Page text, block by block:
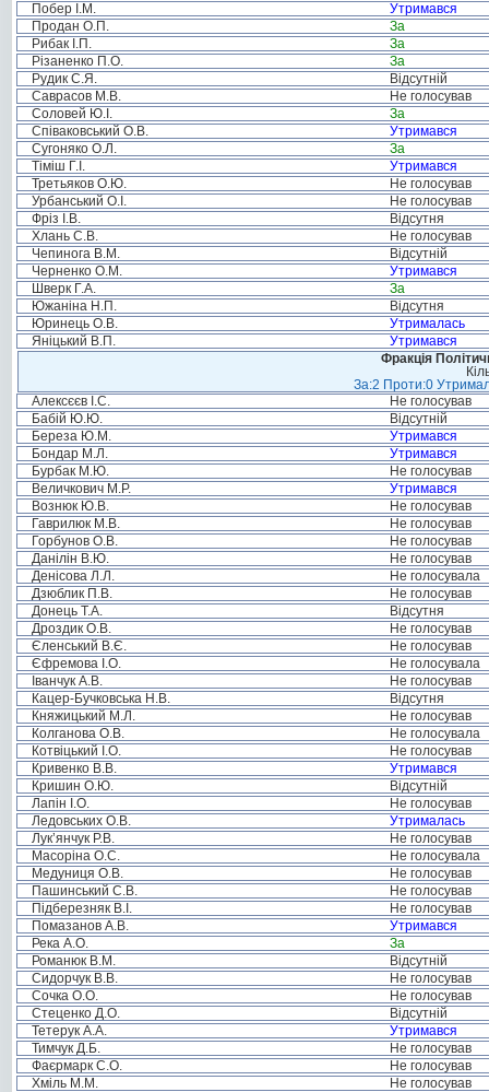
Побер І.М.
Утримався
Продан О.П.
За
Рибак І.П.
За
Різаненко П.О.
За
Рудик С.Я.
Відсутній
Саврасов М.В.
Не голосував
Соловей Ю.І.
За
Співаковський О.В.
Утримався
Сугоняко О.Л.
За
Тіміш Г.І.
Утримався
Третьяков О.Ю.
Не голосував
Урбанський О.І.
Не голосував
Фріз І.В.
Відсутня
Хлань С.В.
Не голосував
Чепинога В.М.
Відсутній
Черненко О.М.
Утримався
Шверк Г.А.
За
Южаніна Н.П.
Відсутня
Юринець О.В.
Утрималась
Яніцький В.П.
Утримався
Фракція
За:2 Проти:0
Алексєєв І.С.
Не голосував
Бабій Ю.Ю.
Відсутній
Береза Ю.М.
Утримався
Бондар М.Л.
Утримався
Бурбак М.Ю.
Не голосував
Величкович М.Р.
Утримався
Вознюк Ю.В.
Не голосував
Гаврилюк М.В.
Не голосував
Горбунов О.В.
Не голосував
Данілін В.Ю.
Не голосував
Денісова Л.Л.
Не голосувала
Дзюблик П.В.
Не голосував
Донець Т.А.
Відсутня
Дроздик О.В.
Не голосував
Єленський В.Є.
Не голосував
Єфремова І.О.
Не голосувала
Іванчук А.В.
Не голосував
Кацер-Бучковська Н.В.
Відсутня
Княжицький М.Л.
Не голосував
Колганова О.В.
Не голосувала
Котвіцький І.О.
Не голосував
Кривенко В.В.
Утримався
Кришин О.Ю.
Відсутній
Лапін І.О.
Не голосував
Ледовських О.В.
Утрималась
Лук’янчук Р.В.
Не голосував
Масоріна О.С.
Не голосувала
Медуниця О.В.
Не голосував
Пашинський С.В.
Не голосував
Підберезняк В.І.
Не голосував
Помазанов А.В.
Утримався
Река А.О.
За
Романюк В.М.
Відсутній
Сидорчук В.В.
Не голосував
Сочка О.О.
Не голосував
Стеценко Д.О.
Відсутній
Тетерук А.А.
Утримався
Тимчук Д.Б.
Не голосував
Фаєрмарк С.О.
Не голосував
Хміль М.М.
Не голосував